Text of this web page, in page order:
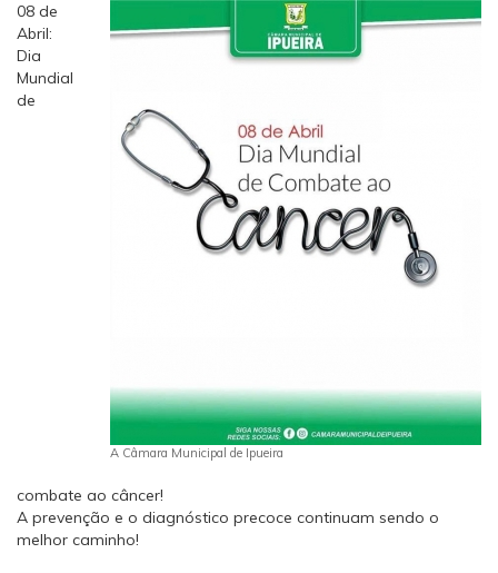
A Câmara Municipal de Ipueira
08 de
Abril:
Dia
Mundial
de
combate ao câncer!
A prevenção e o diagnóstico precoce continuam sendo o
melhor caminho!